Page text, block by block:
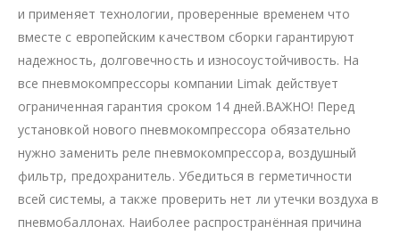
и применяет технологии, проверенные временем что
вместе с европейским качеством сборки гарантируют
надежность, долговечность и износоустойчивость. На
все пневмокомпрессоры компании Limak действует
ограниченная гарантия сроком 14 дней.ВАЖНО! Перед
установкой нового пневмокомпрессора обязательно
нужно заменить реле пневмокомпрессора, воздушный
фильтр, предохранитель. Убедиться в герметичности
всей системы, а также проверить нет ли утечки воздуха в
пневмобаллонах. Наиболее распространённая причина